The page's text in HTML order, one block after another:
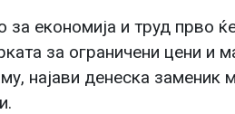
за економија и труд прво
за ограничени цени и
најави денеска заменик